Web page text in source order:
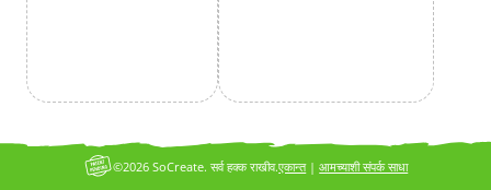
एकान्त|आमच्याशी संपर्क साधा
©2026 SoCreate. सर्व हक्क राखीव.